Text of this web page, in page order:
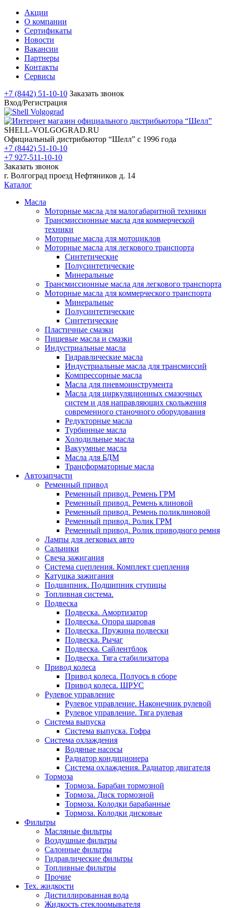
Акции
О компании
Сертификаты
Новости
Вакансии
Партнеры
Контакты
Сервисы
+7 (8442) 51-10-10 Заказать звонок
Вход/Регистрация
SHELL-VOLGOGRAD.RU
Официальный дистрибьютор “Шелл” с 1996 года
+7 (8442) 51-10-10
+7 927-511-10-10
Заказать звонок
г. Волгоград проезд Нефтяников д. 14
Каталог
Масла
Моторные масла для малогабаритной техники
Трансмиссионные масла для коммерческой
техники
Моторные масла для мотоциклов
Моторные масла для легкового транспорта
Синтетические
Полусинтетические
Минеральные
Трансмиссионные масла для легкового транспорта
Моторные масла для коммерческого транспорта
Минеральные
Полусинтетические
Синтетические
Пластичные смазки
Пищевые масла и смазки
Индустриальные масла
Гидравлические масла
Индустриальные масла для трансмиссий
Компрессорные масла
Масла для пневмоинструмента
Масла для циркуляционных смазочных
систем и для направляющих скольжения
современного станочного оборудования
Редукторные масла
Турбинные масла
Холодильные масла
Вакуумные масла
Масла для БДМ
Трансформаторные масла
Автозапчасти
Ременный привод
Ременный привод. Ремень ГРМ
Ременный привод. Ремень клиновой
Ременный привод. Ремень поликлиновой
Ременный привод. Ролик ГРМ
Ременный привод. Ролик приводного ремня
Лампы для легковых авто
Сальники
Свеча зажигания
Система сцепления. Комплект сцепления
Катушка зажигания
Подшипник. Подшипник ступицы
Топливная система.
Подвеска
Подвеска. Амортизатор
Подвеска. Опора шаровая
Подвеска. Пружина подвески
Подвеска. Рычаг
Подвеска. Сайлентблок
Подвеска. Тяга стабилизатора
Привод колеса
Привод колеса. Полуось в сборе
Привод колеса. ШРУС
Рулевое управление
Рулевое управление. Наконечник рулевой
Рулевое управление. Тяга рулевая
Система выпуска
Система выпуска. Гофра
Система охлаждения
Водяные насосы
Радиатор кондиционера
Система охлаждения. Радиатор двигателя
Тормоза
Тормоза. Барабан тормозной
Тормоза. Диск тормозной
Тормоза. Колодки барабанные
Тормоза. Колодки дисковые
Фильтры
Масляные фильтры
Воздушные фильтры
Салонные фильтры
Гидравлические фильтры
Топливные фильтры
Прочие
Тех. жидкости
Дистиллированная вода
Жидкость стеклоомывателя